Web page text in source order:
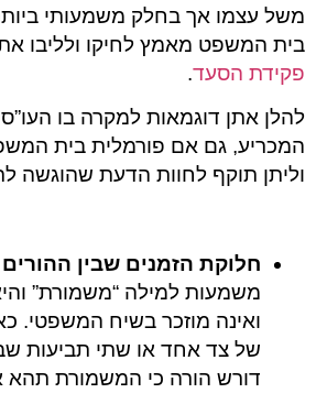
משל עצמו אך בחלק משמעותי
בית המשפט מאמץ לחיקו ולליבו
פקידת הסעד.
להלן אתן דוגמאות למקרה בו
המכריע, גם אם פורמלית בית
וליתן תוקף לחוות הדעת שהוגשה
חלוקת הזמנים שבין ההורים
משמעות למילה “משמורת”
ואינה מוזכר בשיח המשפטי.
של צד אחד או שתי תביעות
דורש הורה כי המשמורת תהא